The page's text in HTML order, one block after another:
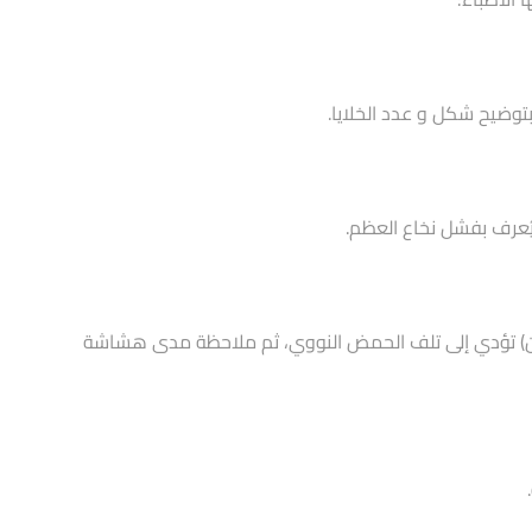
شكل و عدد الخلايا.
يُعرف بفشل نخاع العظم.
تؤدي إلى تلف الحمض النووي، ثم ملاحظة مدى هشاشة